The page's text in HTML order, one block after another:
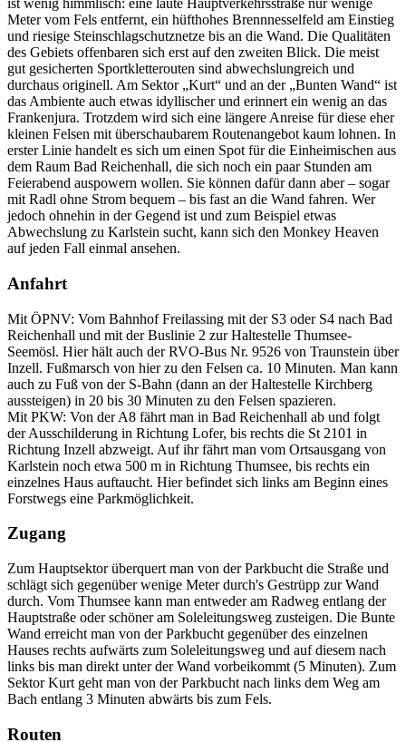
ist wenig himmlisch: eine laute Hauptverkehrsstraße nur wenige
Meter vom Fels entfernt, ein hüfthohes Brennnesselfeld am Einstieg
und riesige Steinschlagschutznetze bis an die Wand. Die Qualitäten
des Gebiets offenbaren sich erst auf den zweiten Blick. Die meist
gut gesicherten Sportkletterouten sind abwechslungreich und
durchaus originell. Am Sektor „Kurt“ und an der „Bunten Wand“ ist
das Ambiente auch etwas idyllischer und erinnert ein wenig an das
Frankenjura. Trotzdem wird sich eine längere Anreise für diese eher
kleinen Felsen mit überschaubarem Routenangebot kaum lohnen. In
erster Linie handelt es sich um einen Spot für die Einheimischen aus
dem Raum Bad Reichenhall, die sich noch ein paar Stunden am
Feierabend auspowern wollen. Sie können dafür dann aber – sogar
mit Radl ohne Strom bequem – bis fast an die Wand fahren. Wer
jedoch ohnehin in der Gegend ist und zum Beispiel etwas
Abwechslung zu Karlstein sucht, kann sich den Monkey Heaven
auf jeden Fall einmal ansehen.
Anfahrt
Mit ÖPNV: Vom Bahnhof Freilassing mit der S3 oder S4 nach Bad
Reichenhall und mit der Buslinie 2 zur Haltestelle Thumsee-
Seemösl. Hier hält auch der RVO-Bus Nr. 9526 von Traunstein über
Inzell. Fußmarsch von hier zu den Felsen ca. 10 Minuten. Man kann
auch zu Fuß von der S-Bahn (dann an der Haltestelle Kirchberg
aussteigen) in 20 bis 30 Minuten zu den Felsen spazieren.
Mit PKW: Von der A8 fährt man in Bad Reichenhall ab und folgt
der Ausschilderung in Richtung Lofer, bis rechts die St 2101 in
Richtung Inzell abzweigt. Auf ihr fährt man vom Ortsausgang von
Karlstein noch etwa 500 m in Richtung Thumsee, bis rechts ein
einzelnes Haus auftaucht. Hier befindet sich links am Beginn eines
Forstwegs eine Parkmöglichkeit.
Zugang
Zum Hauptsektor überquert man von der Parkbucht die Straße und
schlägt sich gegenüber wenige Meter durch's Gestrüpp zur Wand
durch. Vom Thumsee kann man entweder am Radweg entlang der
Hauptstraße oder schöner am Soleleitungsweg zusteigen. Die Bunte
Wand erreicht man von der Parkbucht gegenüber des einzelnen
Hauses rechts aufwärts zum Soleleitungsweg und auf diesem nach
links bis man direkt unter der Wand vorbeikommt (5 Minuten). Zum
Sektor Kurt geht man von der Parkbucht nach links dem Weg am
Bach entlang 3 Minuten abwärts bis zum Fels.
Routen